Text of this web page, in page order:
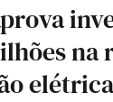
na
elétrica